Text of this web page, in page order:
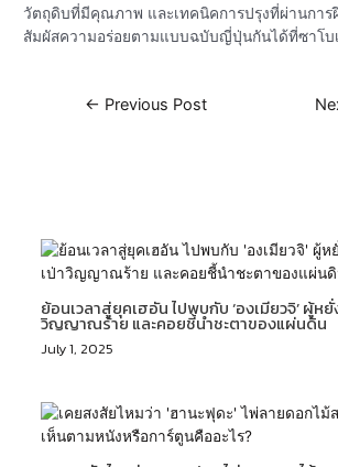
วัตถุดิบที่มีคุณภาพ และเทคนิคการปรุงที่ผ่านกา
สัมผัสความอร่อยตามแบบฉบับญี่ปุ่นกันได้ที่ซาโบ
← Previous Post
ย้อนเวลาสู่ยุคเฮอัน ไปพบกับ ‘องเมียวจิ’ ผู้ห
วิญญาณร้าย และคอยชี้นำชะตาของแผ่นดิน
July 1, 2025